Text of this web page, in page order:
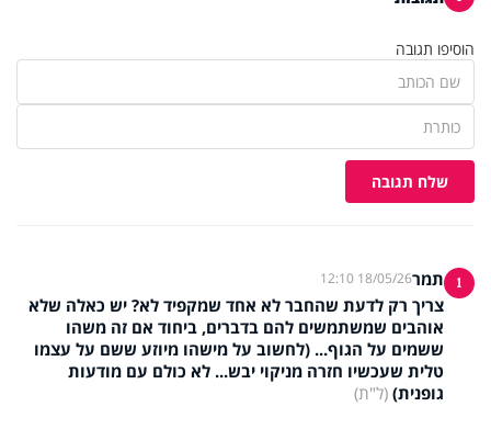
הוסיפו תגובה
שלח תגובה
1 תמר18/05/26 12:10
צריך רק לדעת שהחבר לא אחד שמקפיד לא? יש כאלה שלא
אוהבים שמשתמשים להם בדברים, ביחוד אם זה משהו
ששמים על הגוף... (לחשוב על מישהו מיוזע ששם על עצמו
טלית שעכשיו חזרה מניקוי יבש... לא כולם עם מודעות
גופנית) (ל"ת)